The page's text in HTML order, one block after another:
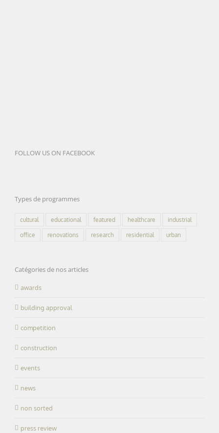
FOLLOW US ON FACEBOOK
Types de programmes
cultural educational featured healthcare industrial
office renovations research residential urban
Catégories de nos articles
awards
building approval
competition
construction
events
news
non sorted
press review